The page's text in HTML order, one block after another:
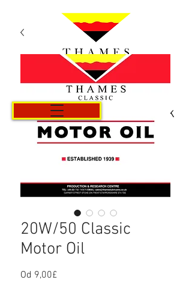
Košík
20W/50 Classic
Motor Oil
Od 9,00£